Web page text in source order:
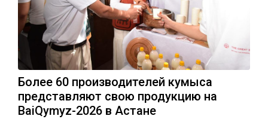
Более 60 производителей кумыса
представляют свою продукцию на
BaiQymyz-2026 в Астане